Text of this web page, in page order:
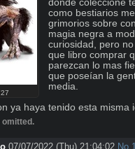
donde coleccione
como bestiarios
grimorios sobre
magia negra a
curiosidad, pero
que libro comprar
parezcan lo mas
que poseían la
media.
ya haya tenido esta misma
omitted.
07/07/2022 (Thu) 21:04:02 No.